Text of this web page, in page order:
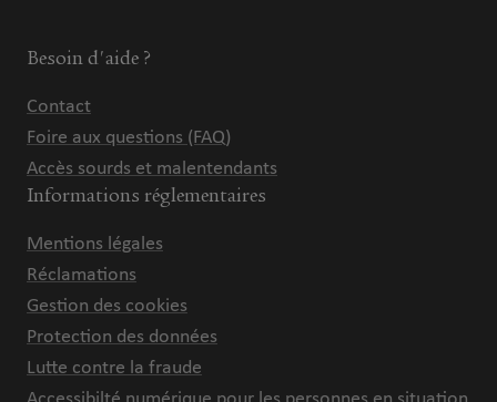
Besoin d'aide ?
Contact
Foire aux questions (FAQ)
Accès sourds et malentendants
Informations réglementaires
Mentions légales
Réclamations
Gestion des cookies
Protection des données
Lutte contre la fraude